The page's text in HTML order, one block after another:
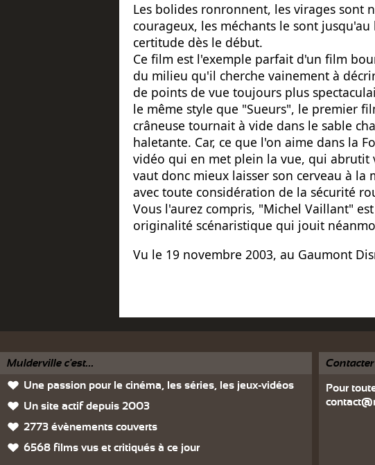
Les bolides ronronnent, les virages sont
courageux, les méchants le sont
certitude dès le début.
Ce film est l'exemple parfait d'un film
du milieu qu'il cherche vainement à
de points de vue toujours plus
le même style que "Sueurs", le premier
crâneuse tournait à vide dans le sable
haletante. Car, ce que l'on aime dans la
vidéo qui en met plein la vue, qui abrutit
vaut donc mieux laisser son cerveau à
avec toute considération de la sécurité
Vous l'aurez compris, "Michel Vaillant"
originalité scénaristique qui jouit
Vu le 19 novembre 2003, au Gaumont
Mulderville c'est...
Une passion pour le cinéma, les séries, les jeux-vidéos
Un site actif depuis 2003
2773 évènements couverts
6568 films vus et critiqués à ce jour
Pour